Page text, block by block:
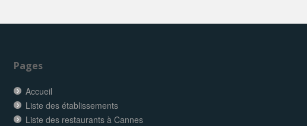
Pages
Accueil
Liste des établissements
Liste des restaurants à Cannes